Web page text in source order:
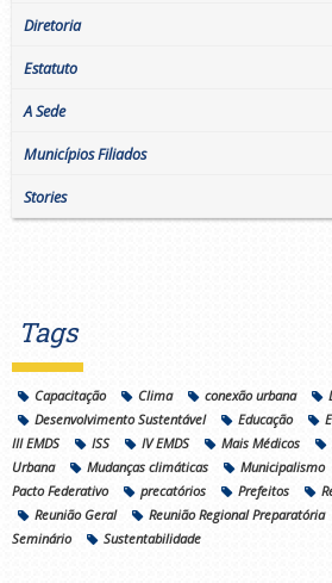
Diretoria
Estatuto
A Sede
Municípios Filiados
Stories
Tags
Capacitação Clima conexão urbana
Desenvolvimento Sustentável
Educação
III EMDS
ISS IV EMDS Mais Médicos
Urbana
Mudanças climáticas Municipalismo
Pacto Federativo
precatórios Prefeitos
Reunião Geral
Reunião Regional Preparatória
Seminário
Sustentabilidade